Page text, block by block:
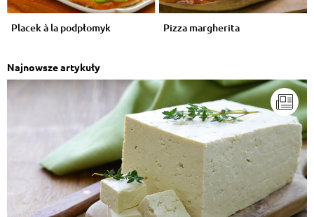
Placek à la podpłomyk Pizza margherita
Najnowsze artykuły